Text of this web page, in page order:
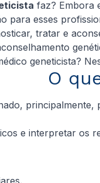
faz? Embora
para esses
tratar e
geneticista?
O
e interpretar